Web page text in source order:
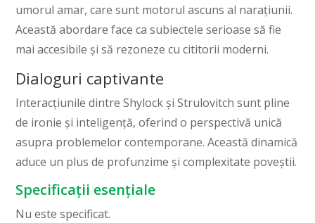
umorul amar, care sunt motorul ascuns al narațiunii.
Această abordare face ca subiectele serioase să fie
mai accesibile și să rezoneze cu cititorii moderni.
Dialoguri captivante
Interacțiunile dintre Shylock și Strulovitch sunt pline
de ironie și inteligență, oferind o perspectivă unică
asupra problemelor contemporane. Această dinamică
aduce un plus de profunzime și complexitate poveștii.
Specificații esențiale
Nu este specificat.